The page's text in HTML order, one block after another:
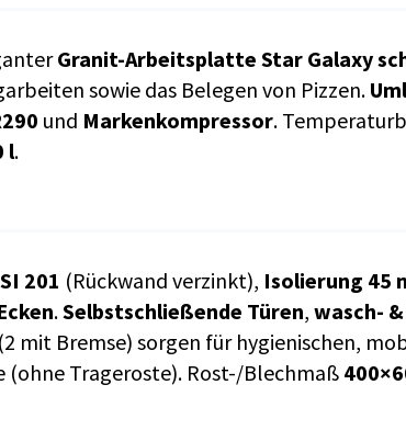
Granit-Arbeitsplatte Star Galaxy
sowie das Belegen von Pizzen.
und Markenkompressor.
l.
201 (Rückwand verzinkt), Isolierung 45
.Selbstschließende Türen, wasch-
(2 mit Bremse) sorgen für hygienischen,
(ohne Trageroste). Rost-/Blechmaß